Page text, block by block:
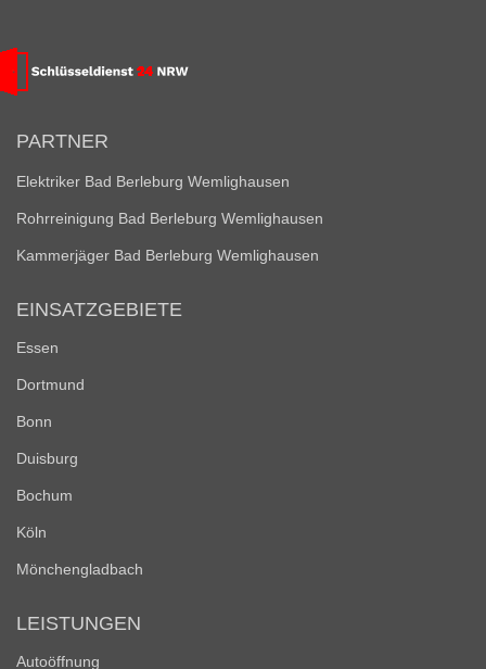
PARTNER
Elektriker Bad Berleburg Wemlighausen
Rohrreinigung Bad Berleburg Wemlighausen
Kammerjäger Bad Berleburg Wemlighausen
EINSATZGEBIETE
Essen
Dortmund
Bonn
Duisburg
Bochum
Köln
Mönchengladbach
LEISTUNGEN
Autoöffnung